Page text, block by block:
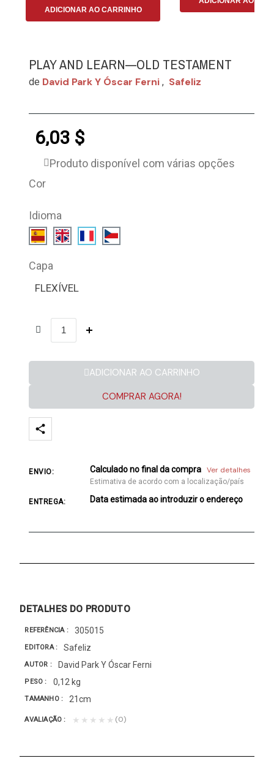
ADICIONAR AO CARRINHO
PLAY AND LEARN—OLD TESTAMENT
de David Park Y Óscar Ferni , Safeliz
6,03 $
Produto disponível com várias opções
Cor
Idioma
Capa
FLEXÍVEL
ADICIONAR AO CARRINHO
COMPRAR AGORA!
ENVIO: Calculado no final da compra Ver detalhes
Estimativa de acordo com a localização/país
ENTREGA: Data estimada ao introduzir o endereço
DETALHES DO PRODUTO
REFERÊNCIA 305015
EDITORA Safeliz
AUTOR David Park Y Óscar Ferni
PESO 0,12 kg
TAMANHO 21cm
AVALIAÇÃO ★★★★★ (0)